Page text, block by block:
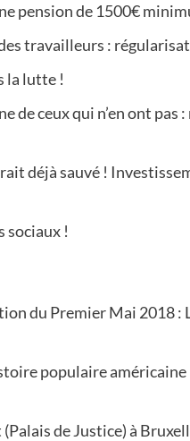
pension de 1500€
travailleurs :
la lutte !
de ceux qui n’en ont
déjà sauvé !
sociaux !
du Premier Mai 2018 :
populaire américaine
de Justice) à